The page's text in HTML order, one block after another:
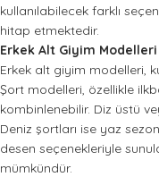
kullanılabilecek farklı
hitap etmektedir.
Erkek Alt Giyim Modelleri
Erkek alt giyim modelleri,
Şort modelleri, özellikle
kombinlenebilir. Diz üstü
Deniz şortları ise yaz
desen seçenekleriyle
mümkündür.